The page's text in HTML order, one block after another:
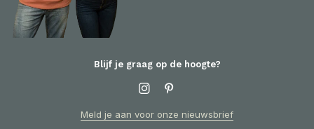
Blijf je graag op de hoogte?
Meld je aan voor onze nieuwsbrief